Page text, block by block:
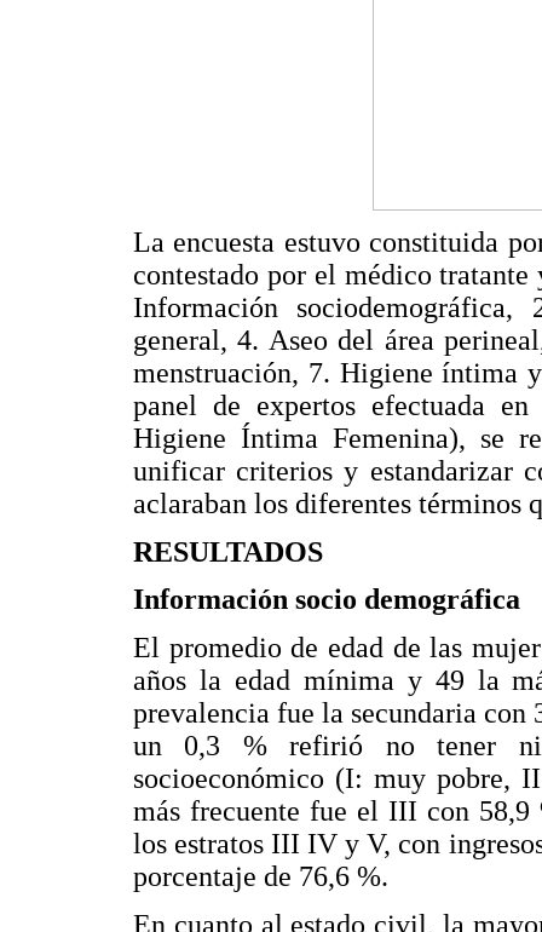
La encuesta estuvo constituida
contestado por el médico
Información
general, 4. Aseo del área
menstruación, 7. Higiene íntima
panel de expertos efectuada
Higiene Íntima Femenina), se
unificar criterios y estandarizar
aclaraban los diferentes términos
RESULTADOS
Información socio demográfica
El promedio de edad de las
años la edad mínima y 49 la
prevalencia fue la secundaria
un 0,3 % refirió no tener
socioeconómico (I: muy
más frecuente fue el III con
los estratos III IV y V, con
porcentaje de 76,6 %.
En cuanto al estado civil, la